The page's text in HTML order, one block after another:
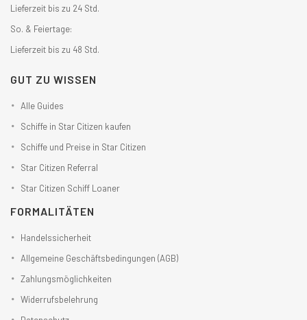
Lieferzeit bis zu 24 Std.
So. & Feiertage:
Lieferzeit bis zu 48 Std.
GUT ZU WISSEN
Alle Guides
Schiffe in Star Citizen kaufen
Schiffe und Preise in Star Citizen
Star Citizen Referral
Star Citizen Schiff Loaner
FORMALITÄTEN
Handelssicherheit
Allgemeine Geschäftsbedingungen (AGB)
Zahlungsmöglichkeiten
Widerrufsbelehrung